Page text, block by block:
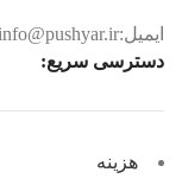
ایمیل:info@pushyar.ir
دسترسی سریع:
هزینه